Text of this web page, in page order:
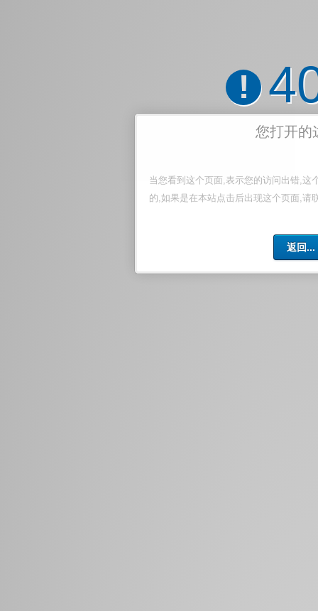
!
您打开的
当您看到这个页面,表示您的访问出错,这
的,如果是在本站点击后出现这个页面,请
返回...